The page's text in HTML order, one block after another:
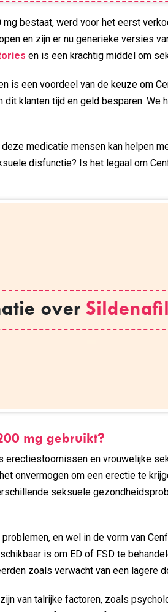
bestaat, werd voor het eerst
en zijn er nu generieke versies
en is een krachtig middel om
is een voordeel van de keuze om
dit klanten tijd en geld besparen.
medicatie mensen kan helpen
disfunctie? Is het legaal om
over Sildenafil
mg gebruikt?
en vrouwelijke
onvermogen om een erectie te
seksuele
en wel in de vorm van
is om ED of FSD te
zoals verwacht van een lagere
van talrijke factoren, zoals